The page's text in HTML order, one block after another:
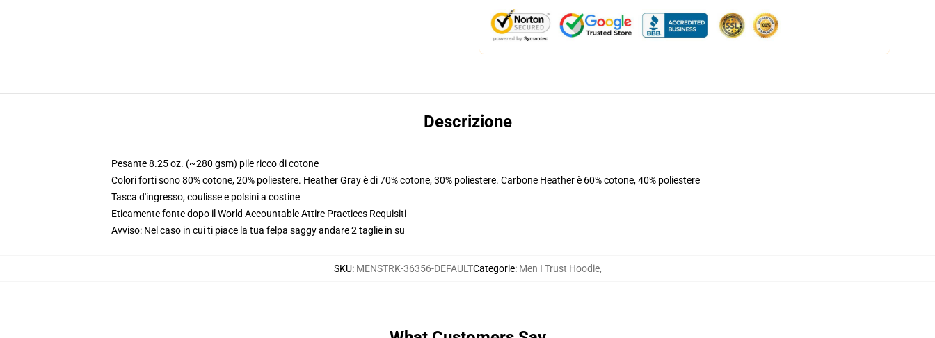
Descrizione
Pesante 8.25 oz. (~280 gsm) pile ricco di cotone
Colori forti sono 80% cotone, 20% poliestere. Heather Gray è di 70% cotone, 30% poliestere. Carbone Heather è 60% cotone, 40% poliestere
Tasca d'ingresso, coulisse e polsini a costine
Eticamente fonte dopo il World Accountable Attire Practices Requisiti
Avviso: Nel caso in cui ti piace la tua felpa saggy andare 2 taglie in su
SKU: MENSTRK-36356-DEFAULTCategorie: Men I Trust Hoodie,